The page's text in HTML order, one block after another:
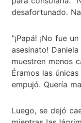
desafortunado.
"¡Papá! ¡No fue
asesinato!
muestren menos
Éramos las
empujó. Quería
Luego, se dejó